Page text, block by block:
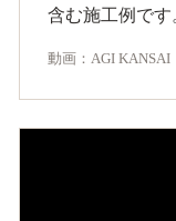
含む施工例です
動画：AGI KANSAI